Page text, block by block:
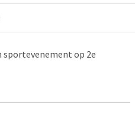
sportevenement op 2e